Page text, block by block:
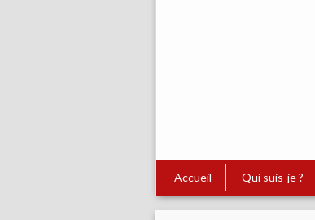
Accueil Qui suis-je ?